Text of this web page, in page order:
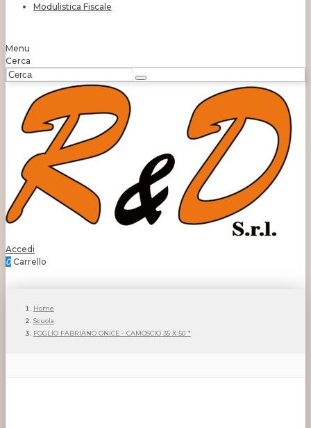
Modulistica Fiscale
Menu
Cerca
Accedi
0 Carrello
Home
Scuola
FOGLIO FABRIANO ONICE - CAMOSCIO 35 X 50 *